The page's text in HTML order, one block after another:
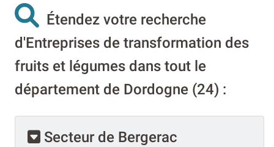
Étendez votre recherche
d'Entreprises de transformation des
fruits et légumes dans tout le
département de Dordogne (24) :
Secteur de Bergerac